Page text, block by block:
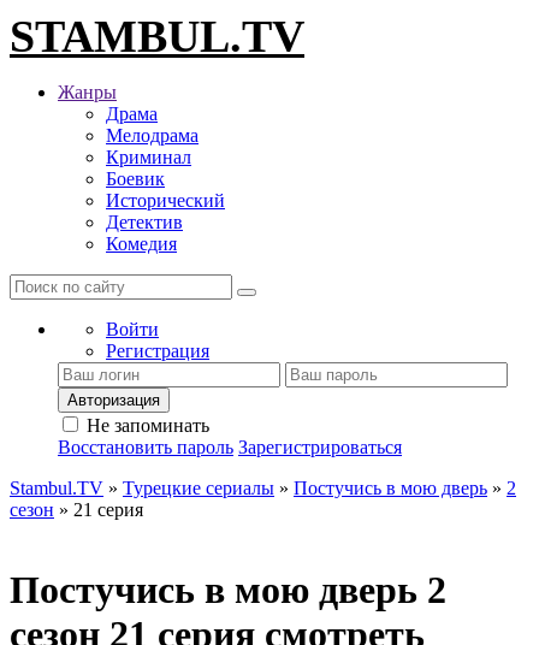
STAMBUL.TV
Жанры
Драма
Мелодрама
Криминал
Боевик
Исторический
Детектив
Комедия
Войти
Регистрация
Авторизация
Не запоминать
Восстановить пароль Зарегистрироваться
Stambul.TV » Турецкие сериалы » Постучись в мою дверь » 2
сезон » 21 серия
Постучись в мою дверь 2
сезон 21 серия смотреть